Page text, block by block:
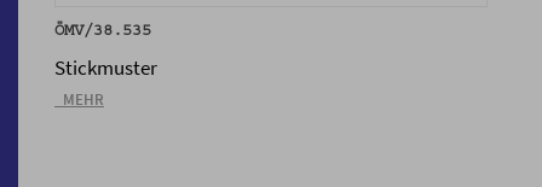
ÖMV/38.535
Stickmuster
_MEHR